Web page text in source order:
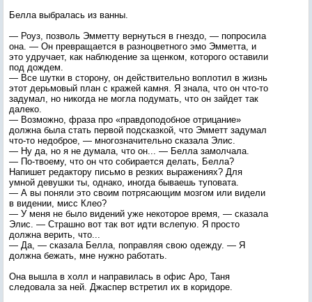
Белла выбралась из ванны.
— Роуз, позволь Эмметту вернуться в гнездо, — попросила
она. — Он превращается в разноцветного эмо Эмметта, и
это удручает, как наблюдение за щенком, которого оставили
под дождем.
— Все шутки в сторону, он действительно воплотил в жизнь
этот дерьмовый план с кражей камня. Я знала, что он что-то
задумал, но никогда не могла подумать, что он зайдет так
далеко.
— Возможно, фраза про «правдоподобное отрицание»
должна была стать первой подсказкой, что Эмметт задумал
что-то недоброе, — многозначительно сказала Элис.
— Ну да, но я не думала, что он... — Белла замолчала.
— По-твоему, что он что собирается делать, Белла?
Напишет редактору письмо в резких выражениях? Для
умной девушки ты, однако, иногда бываешь туповата.
— А вы поняли это своим потрясающим мозгом или видели
в видении, мисс Клео?
— У меня не было видений уже некоторое время, — сказала
Элис. — Страшно вот так вот идти вслепую. Я просто
должна верить, что...
— Да, — сказала Белла, поправляя свою одежду. — Я
должна бежать, мне нужно работать.
Она вышла в холл и направилась в офис Аро, Таня
следовала за ней. Джаспер встретил их в коридоре.